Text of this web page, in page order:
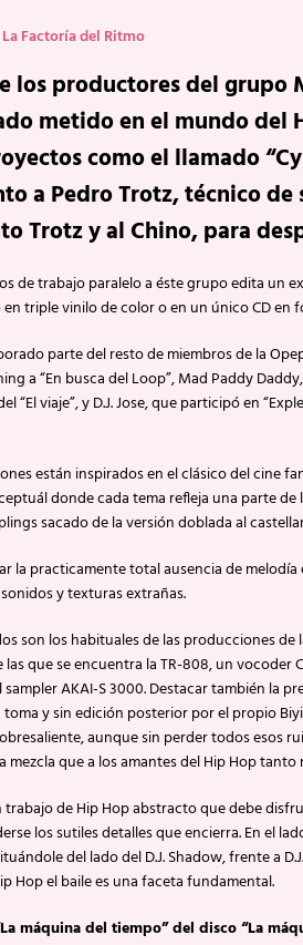
La Factoría del Ritmo
los productores del grupo
metido en el mundo del
como el llamado
a Pedro Trotz, técnico
Trotz y al Chino, para
de trabajo paralelo a éste grupo edita un
triple vinilo de color o en un único CD en
parte del resto de miembros de la
a “En busca del Loop”, Mad Paddy
“El viaje”, y D.J. Jose, que participó en
están inspirados en el clásico del cine
donde cada tema refleja una parte
sacado de la versión doblada al
la practicamente total ausencia de
y texturas extrañas.
son los habituales de las producciones de
que se encuentra la TR-808, un vocoder
AKAI-S 3000. Destacar también la
y sin edición posterior por el propio
aunque sin perder todos esos
mezcla que a los amantes del Hip Hop tanto
de Hip Hop abstracto que debe
los sutiles detalles que encierra. En el
del lado del D.J. Shadow, frente a
Hop el baile es una faceta fundamental.
máquina del tiempo” del disco “La